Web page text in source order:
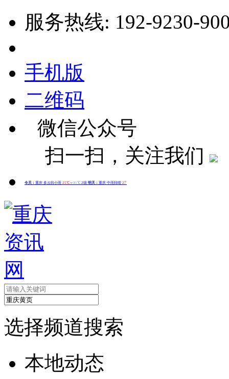
服务热线: 192-9230-
手机版
二维码
微信公众号
扫一扫，关注我们
选择频道搜索
本地动态